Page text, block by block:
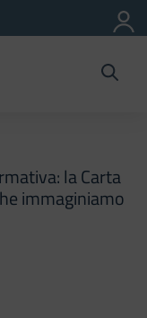
la Carta
immaginiamo